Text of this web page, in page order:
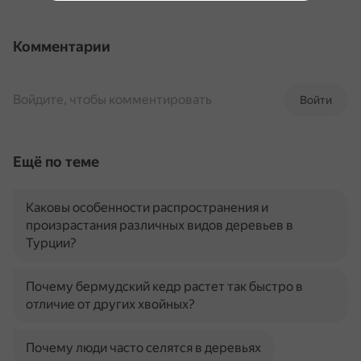
Комментарии
Войти
Войдите, чтобы комментировать
Ещё по теме
Каковы особенности распространения и
произрастания различных видов деревьев в
Турции?
Почему бермудский кедр растет так быстро в
отличие от других хвойных?
Почему люди часто селятся в деревьях